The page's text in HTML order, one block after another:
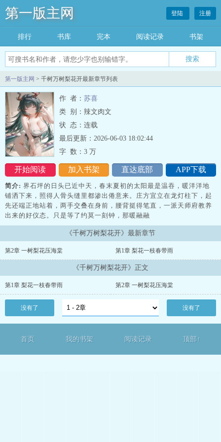
第一版主网
搜索
登陆 注册
排行 书库 完本 阅读记录 书架
第一版主网 > 千树万树梨花开最新章节列表
作 者： 苏喜
类 别：辣文肉文
状 态：连载
开始阅读 加入书架 直达底部 APP下载
最后更新：2026-06-03 18:02:44
字 数： 3 万
简介: 界石坪的日头已近中天，春末夏初的太阳最是温吞，暖洋洋地
铺洒下来，照得人骨头缝里都渗出倦意来。庄方宜立在龙灯柱下，起
先还端正地站着，两手交叠在身前，腰背挺得笔直，一派天师府教养
出来的好仪态。只是等了约莫一刻钟，那暖融融
《千树万树梨花开》最新章节
第2章 一树梨花压海棠 第1章 梨花一枝春带雨
《千树万树梨花开》正文
第1章 梨花一枝春带雨 第2章 一树梨花压海棠
没有了 没有了
首页 我的书架 阅读记录 顶部↑